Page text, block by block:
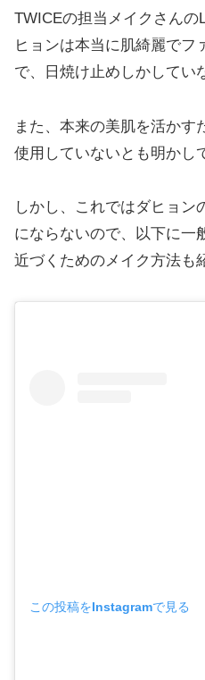
TWICEの担当メイクさん
ヒョンは本当に肌綺麗でフ
で、日焼け止めしかしてい
また、本来の美肌を活かす
使用していないとも明かし
しかし、これではダヒョン
にならないので、以下に一
近づくためのメイク方法も
この投稿をInstagramで見る